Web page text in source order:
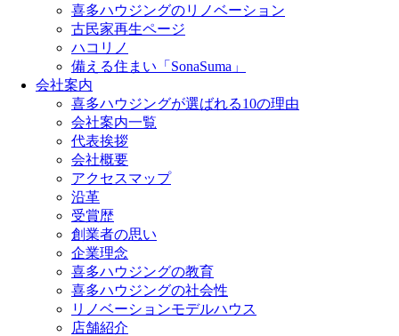
喜多ハウジングのリノベーション
古民家再生ページ
ハコリノ
備える住まい「SonaSuma」
会社案内
喜多ハウジングが選ばれる10の理由
会社案内一覧
代表挨拶
会社概要
アクセスマップ
沿革
受賞歴
創業者の思い
企業理念
喜多ハウジングの教育
喜多ハウジングの社会性
リノベーションモデルハウス
店舗紹介